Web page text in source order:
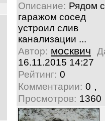
Описание: Рядом с
гаражом сосед
устроил слив
канализации ...
Автор: москвич
16.11.2015 14:27
Рейтинг: 0
Комментарии: 0 ,
Просмотров: 1360